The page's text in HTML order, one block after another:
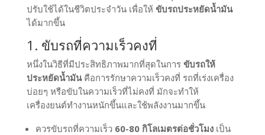
ปรับใช้ได้ในชีวิตประจำวัน เพื่อให้ ขับรถประหยัดน้ำมัน
ได้มากขึ้น
1. ขับรถที่ความเร็วคงที่
หนึ่งในวิธีที่มีประสิทธิภาพมากที่สุดในการ ขับรถให้
ประหยัดน้ำมันคือการรักษาความเร็วคงที่ รถที่เร่งเครื่อง
บ่อยๆ หรือขับในความเร็วที่ไม่คงที่ มักจะทำให้
เครื่องยนต์ทำงานหนักขึ้นและใช้พลังงานมากขึ้น
ควรขับรถที่ความเร็ว 60-80 กิโลเมตรต่อชั่วโมงเป็น